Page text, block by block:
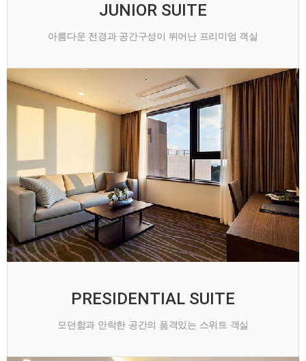
JUNIOR SUITE
아름다운 전경과 공간구성이 뛰어난 프리미엄 객실
PRESIDENTIAL SUITE
모던함과 안락한 공간의 품격있는 스위트 객실